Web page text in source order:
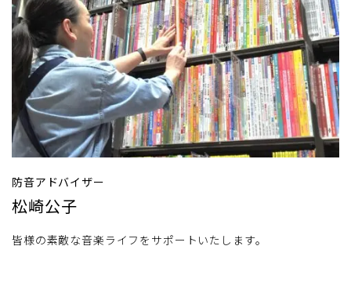
防音アドバイザー
松崎公子
皆様の素敵な音楽ライフをサポートいたします。